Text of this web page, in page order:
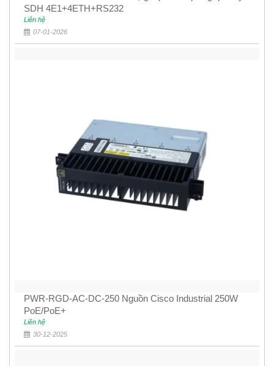
SDH 4E1+4ETH+RS232
Liên hệ
07-01-2026
PWR-RGD-AC-DC-250 Nguồn Cisco Industrial 250W
PoE/PoE+
Liên hệ
30-12-2025